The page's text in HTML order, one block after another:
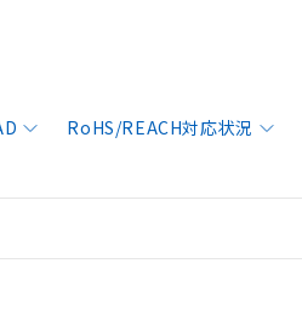
RoHS/REACH対応状況